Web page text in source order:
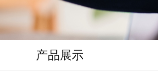
产品展示